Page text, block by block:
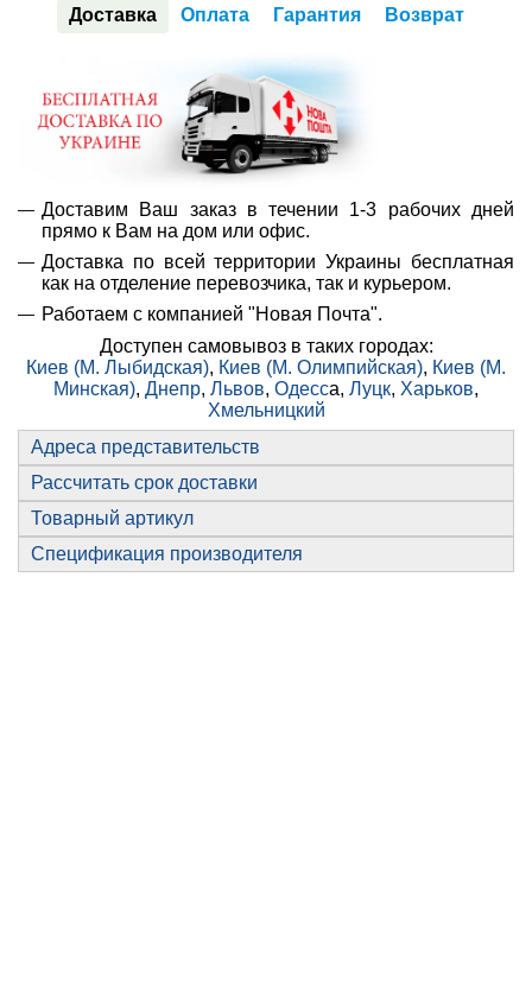
Доставка Оплата Гарантия Возврат
Доставим Ваш заказ в течении 1-3 рабочих дней
прямо к Вам на дом или офис.
Доставка по всей территории Украины бесплатная
как на отделение перевозчика, так и курьером.
Работаем с компанией "Новая Почта".
Доступен самовывоз в таких городах:
Киев (М. Лыбидская), Киев (М. Олимпийская), Киев (М.
Минская), Днепр, Львов, Одесса, Луцк, Харьков,
Хмельницкий
Адреса представительств
Рассчитать срок доставки
Товарный артикул
Спецификация производителя